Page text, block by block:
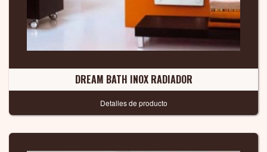
DREAM BATH INOX RADIADOR
Detalles de producto